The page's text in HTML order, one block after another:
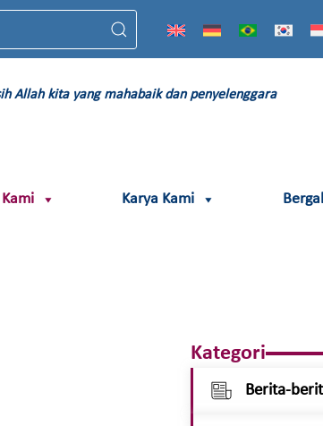
Allah kita yang mahabaik dan penyelenggara
Karya Kami
Kategori
Berita-